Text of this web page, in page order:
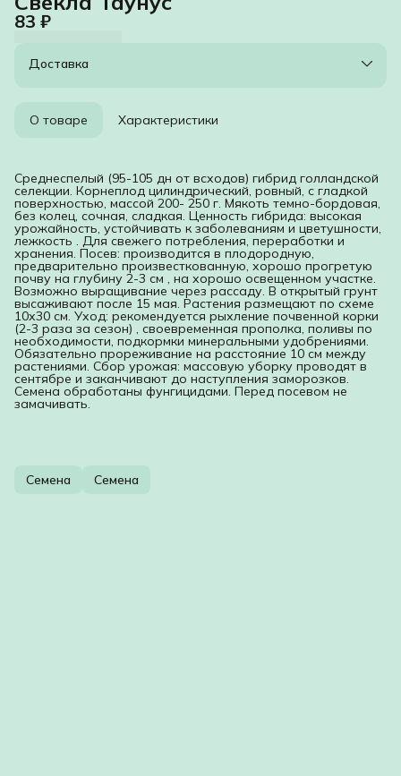
83 ₽
Доставка
О товаре Характеристики
Среднеспелый (95-105 дн от всходов) гибрид голландской
селекции. Корнеплод цилиндрический, ровный, с гладкой
поверхностью, массой 200- 250 г. Мякоть темно-бордовая,
без колец, сочная, сладкая. Ценность гибрида: высокая
урожайность, устойчивать к заболеваниям и цветушности,
лежкость . Для свежего потребления, переработки и
хранения. Посев: производится в плодородную,
предварительно произвесткованную, хорошо прогретую
почву на глубину 2-3 см , на хорошо освещенном участке.
Возможно выращивание через рассаду. В открытый грунт
высаживают после 15 мая. Растения размещают по схеме
10х30 см. Уход: рекомендуется рыхление почвенной корки
(2-3 раза за сезон) , своевременная прополка, поливы по
необходимости, подкормки минеральными удобрениями.
Обязательно прореживание на расстояние 10 см между
растениями. Сбор урожая: массовую уборку проводят в
сентябре и заканчивают до наступления заморозков.
Семена обработаны фунгицидами. Перед посевом не
замачивать.
Семена Семена